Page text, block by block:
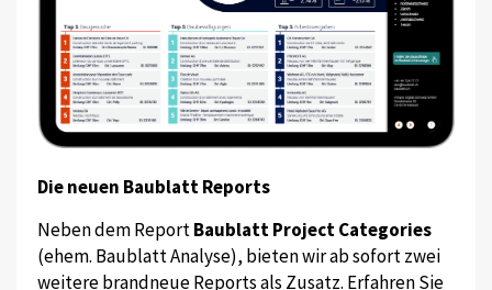
Die neuen Baublatt Reports
Neben dem ReportBaublatt Project Categories
(ehem. Baublatt Analyse), bieten wir ab sofort zwei
weitere brandneue Reports als Zusatz. Erfahren Sie